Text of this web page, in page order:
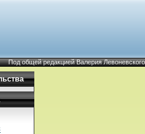
Под общей редакцией Валерия Левоневского